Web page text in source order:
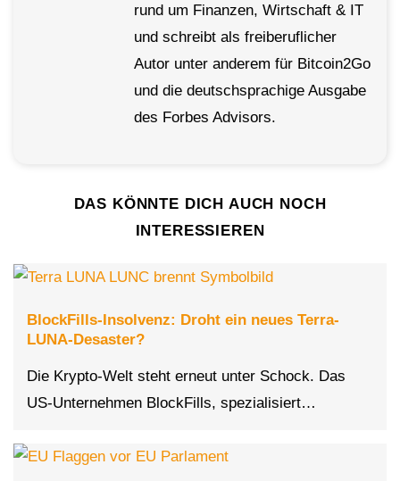
rund um Finanzen, Wirtschaft & IT
und schreibt als freiberuflicher
Autor unter anderem für Bitcoin2Go
und die deutschsprachige Ausgabe
des Forbes Advisors.
DAS KÖNNTE DICH AUCH NOCH
INTERESSIEREN
BlockFills-Insolvenz: Droht ein neues Terra-
LUNA-Desaster?
Die Krypto-Welt steht erneut unter Schock. Das
US-Unternehmen BlockFills, spezialisiert…